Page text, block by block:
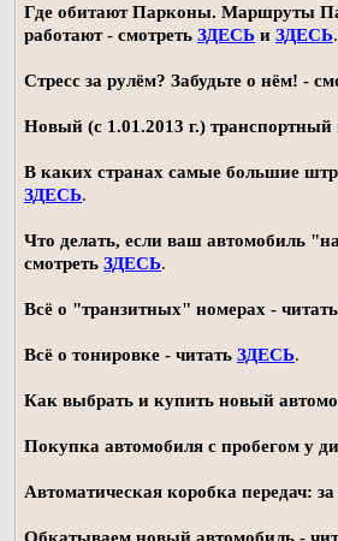
Где обитают Парконы. Маршруты
работают - смотреть ЗДЕСЬ и ЗДЕСЬ.
Стресс за рулём? Забудьте о нём! -
Новый (с 1.01.2013 г.) транспортный
В каких странах самые большие
ЗДЕСЬ.
Что делать, если ваш автомобиль
смотреть ЗДЕСЬ.
Всё о "транзитных" номерах - читать
Всё о тонировке - читать ЗДЕСЬ.
Как выбрать и купить новый
Покупка автомобиля с пробегом у
Автоматическая коробка передач: